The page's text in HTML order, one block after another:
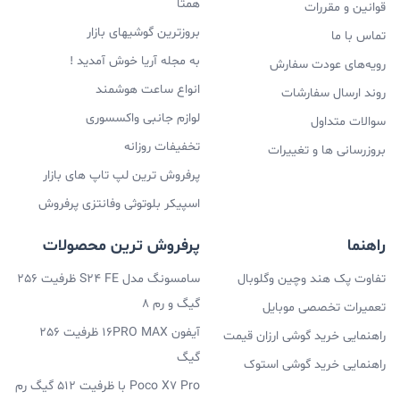
نمایشگر آیفون 11
آیفون Xr شباهت زیادی با گوشی موبایل آیفون ۱۱ دارد اما یک
چیزی که خیلی بین آنها فاصله می‌اندازد صفحه‌ی نمایشگر
آیفون ۱۱ است. این پرچم‌دار ۶.۱ اینچ است که پنل Liquid
Retina IPS در آن استفاده شده و در هر اینچ از این صفحه
نمایشگر ۳۲۶ پیکسل قرار گرفته که یعنی در مجموع تعداد
نگاه کنید شگفت زده می‌شوید؛ به این خاطر که رنگ‌های
بسیار دقیق، شکستگی‌ها و... به صورت بسیار دقیق اندازه
گیری و تعبیه شده است اما این بدان معنا نیست که نقاط
مثلاً خبری از نرخ نوسازی ۱۲۰ هرتزی، HDR10 و Dolby vision
قوانین و مقررات
تماس با ما
رویه‌های عودت سفارش
روند ارسال سفارشات
سوالات متداول
بروزرسانی ها و تغییرات
همتا
بروزترین گوشیهای بازار
به مجله آریا خوش آمدید !
انواع ساعت هوشمند
لوازم جانبی واکسسوری
تخفیفات روزانه
پرفروش ترین لپ تاپ های بازار
اسپیکر بلوتوثی وفانتزی پرفروش
راهنما
تفاوت پک هند وچین وگلوبال
تعمیرات تخصصی موبایل
راهنمایی خرید گوشی ارزان قیمت
راهنمایی خرید گوشی استوک
پرفروش ترین محصولات
سامسونگ مدل S24 FE ظرفیت 256
گیگ و رم 8
آیفون 16PRO MAX ظرفیت 256
گیگ
Poco X7 Pro با ظرفیت 512 گیگ رم